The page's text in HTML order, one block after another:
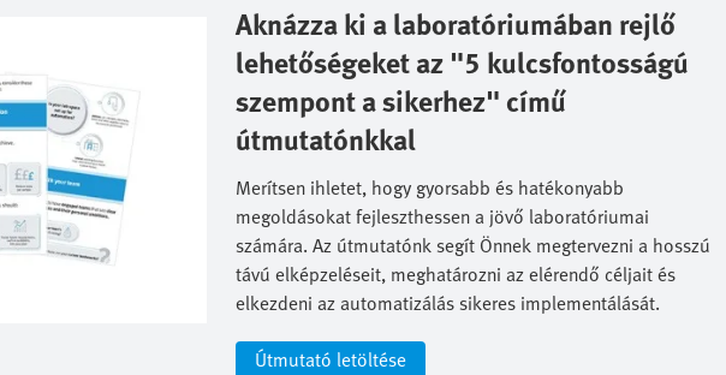
Aknázza ki a laboratóriumában rejlő
lehetőségeket az "5 kulcsfontosságú
szempont a sikerhez" című
útmutatónkkal
Merítsen ihletet, hogy gyorsabb és hatékonyabb
megoldásokat fejleszthessen a jövő laboratóriumai
számára. Az útmutatónk segít Önnek megtervezni a hosszú
távú elképzeléseit, meghatározni az elérendő céljait és
elkezdeni az automatizálás sikeres implementálását.
Útmutató letöltése